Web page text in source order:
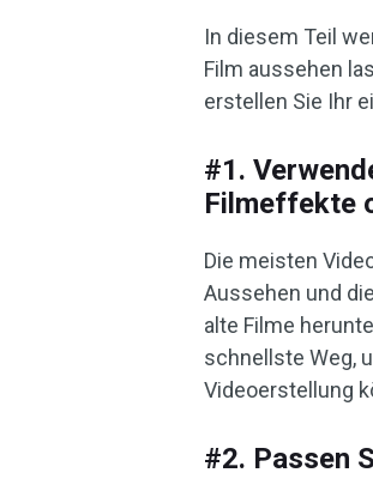
In diesem Teil
Film aussehen
erstellen Sie Ihr
#1.
Filmeffekte
Die meisten
Aussehen und
alte Filme
schnellste Weg,
Videoerstellung
#2. Passen